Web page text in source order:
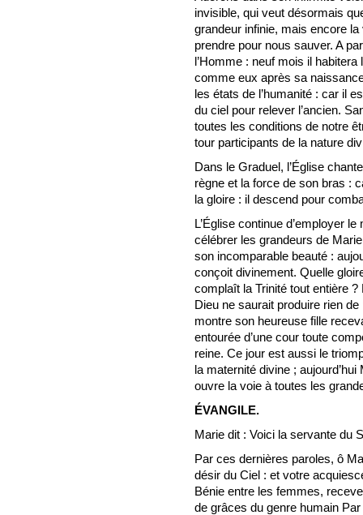
invisible, qui veut désormais
grandeur infinie, mais encore la
prendre pour nous sauver. A
l’Homme : neuf mois il
comme eux après sa
les états de l’humanité : car il
du ciel pour relever l’ancien.
toutes les conditions de notre
tour participants de la nature
Dans le Graduel, l’Église
règne et la force de son bras :
la gloire : il descend pour
L’Église continue d’employer
célébrer les grandeurs de
son incomparable beauté :
conçoit divinement. Quelle
complaît la Trinité tout entière
Dieu ne saurait produire rien
montre son heureuse fille
entourée d’une cour toute
reine. Ce jour est aussi le
la maternité divine ;
ouvre la voie à toutes les
ÉVANGILE.
Marie dit : Voici la servante du
Par ces dernières paroles, ô
désir du Ciel : et votre
Bénie entre les femmes,
de grâces du genre humain